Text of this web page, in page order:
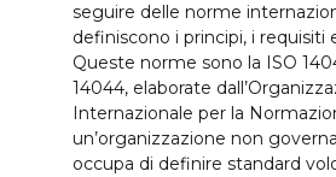
seguire delle norme
definiscono i principi, i requisiti
Queste norme sono la ISO
14044, elaborate
Internazionale per la
un’organizzazione non
occupa di definire standard